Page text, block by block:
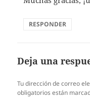
RESPONDER
Deja una
Tu dirección de correo
obligatorios están